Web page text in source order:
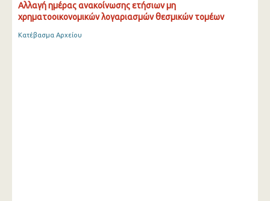
Αλλαγή ημέρας ανακοίνωσης ετήσιων μη
χρηματοοικονομικών λογαριασμών θεσμικών τομέων
Κατέβασμα Αρχείου